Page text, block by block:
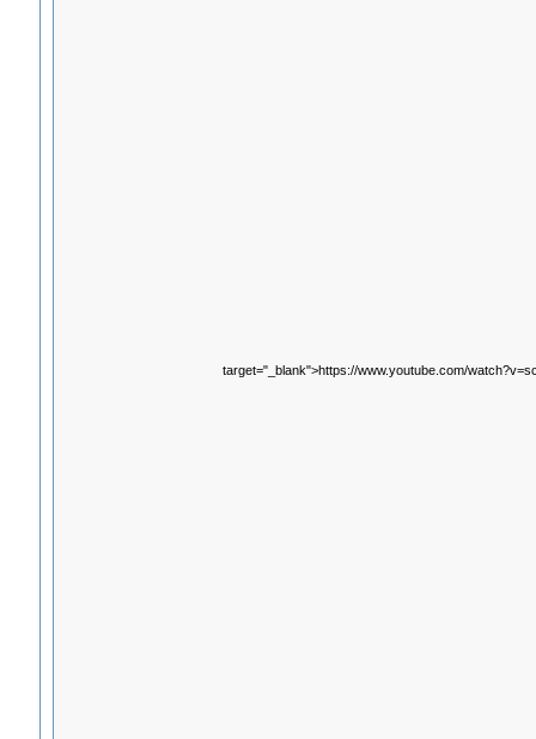
target="_blank">https://www.youtube.com/